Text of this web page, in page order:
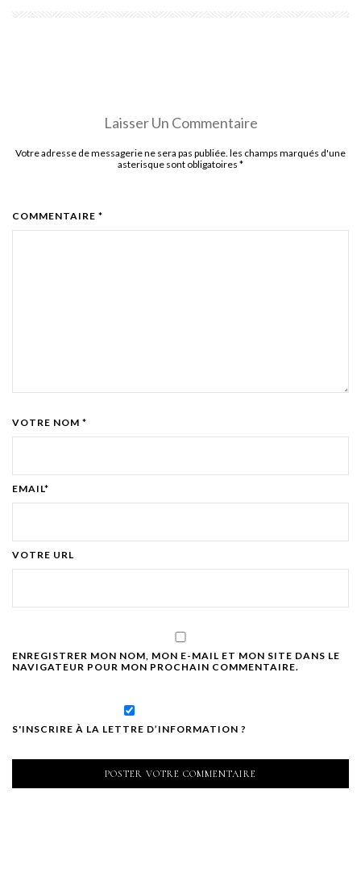
Laisser Un Commentaire
Votre adresse de messagerie ne sera pas publiée. les champs marqués d'une
asterisque sont obligatoires *
COMMENTAIRE *
VOTRE NOM *
EMAIL*
VOTRE URL
ENREGISTRER MON NOM, MON E-MAIL ET MON SITE DANS LE
NAVIGATEUR POUR MON PROCHAIN COMMENTAIRE.
S'INSCRIRE À LA LETTRE D’INFORMATION ?